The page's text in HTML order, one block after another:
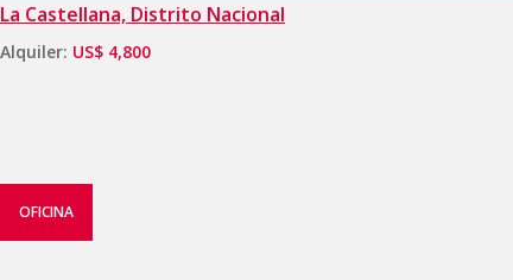
La Castellana, Distrito Nacional
Alquiler: US$ 4,800
OFICINA